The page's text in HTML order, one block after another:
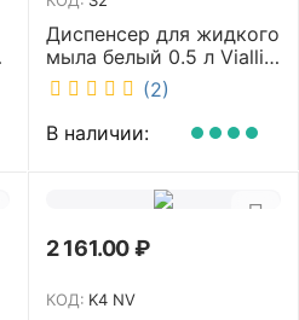
Диспенсер для жидкого
мыла белый 0.5 л Vialli
S2
(2)
В наличии:
2 161.00₽
КОД: K4 NV